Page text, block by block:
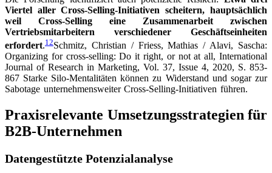
Viertel aller Cross-Selling-Initiativen scheitern, hauptsächlich
weil Cross-Selling eine Zusammenarbeit zwischen
Vertriebsmitarbeitern verschiedener Geschäftseinheiten
erfordert.12Schmitz, Christian / Friess, Mathias / Alavi, Sascha:
Organizing for cross-selling: Do it right, or not at all, International
Journal of Research in Marketing, Vol. 37, Issue 4, 2020, S. 853-
867 Starke Silo-Mentalitäten können zu Widerstand und sogar zur
Sabotage unternehmensweiter Cross-Selling-Initiativen führen.
Praxisrelevante Umsetzungsstrategien für
B2B-Unternehmen
Datengestützte Potenzialanalyse